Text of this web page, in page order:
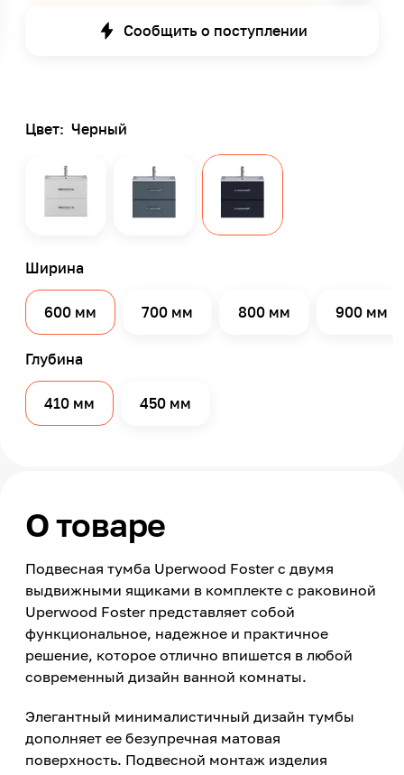
Сообщить о поступлении
Цвет: Черный
Ширина
600 мм 700 мм 800 мм 900 мм
Глубина
410 мм 450 мм
О товаре
Подвесная тумба Uperwood Foster с двумя
выдвижными ящиками в комплекте с раковиной
Uperwood Foster представляет собой
функциональное, надежное и практичное
решение, которое отлично впишется в любой
современный дизайн ванной комнаты.
Элегантный минималистичный дизайн тумбы
дополняет ее безупречная матовая
поверхность. Подвесной монтаж изделия